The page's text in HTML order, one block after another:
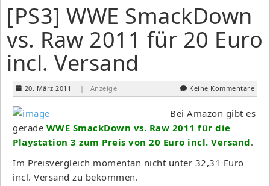
[PS3] WWE SmackDown
vs. Raw 2011 für 20 Euro
incl. Versand
20. März 2011 | Anzeige Keine Kommentare
Bei Amazon gibt es
gerade WWE SmackDown vs. Raw 2011 für die
Playstation 3 zum Preis von 20 Euro incl. Versand.
Im Preisvergleich momentan nicht unter 32,31 Euro
incl. Versand zu bekommen.